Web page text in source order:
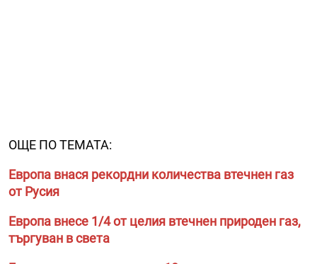
ОЩЕ ПО ТЕМАТА:
Европа внася рекордни количества втечнен газ
от Русия
Европа внесе 1/4 от целия втечнен природен газ,
търгуван в света